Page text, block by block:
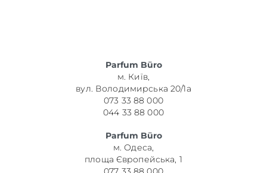
Parfum Büro
м. Київ,
вул. Володимирська 20/1а
073 33 88 000
044 33 88 000
Parfum Büro
м. Одеса,
площа Європейська, 1